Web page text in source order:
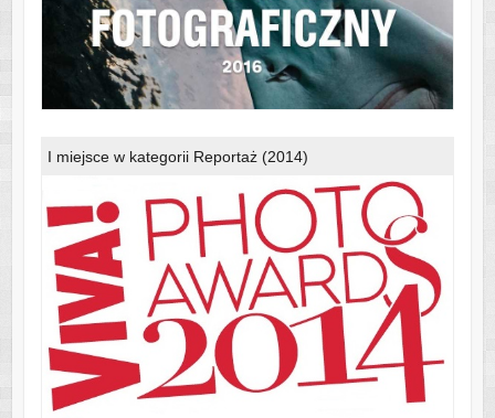
I miejsce w kategorii Reportaż (2014)